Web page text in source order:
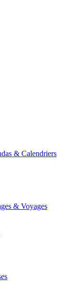
& Calendriers
& Voyages